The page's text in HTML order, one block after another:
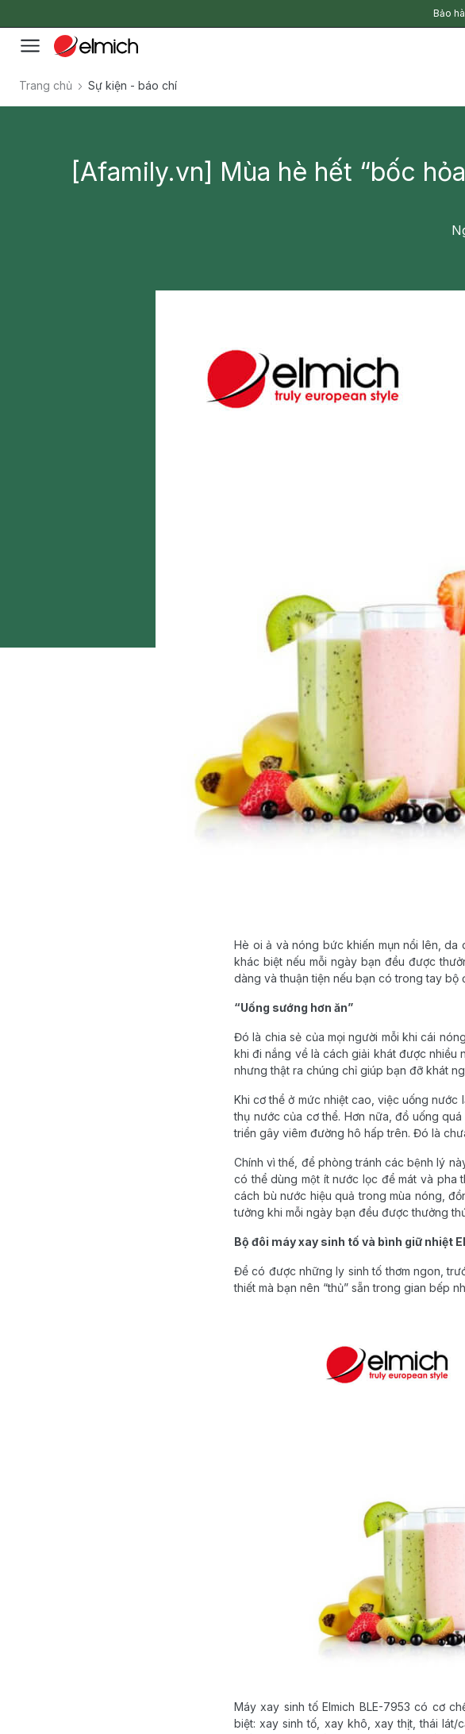
Bảo
Trang chủ Sự kiện - báo chí
[Afamily.vn] Mùa hè hết “bốc
Hè oi ả và nóng bức khiến mụn nổi lên, da
khác biệt nếu mỗi ngày bạn đều được
dàng và thuận tiện nếu bạn có trong tay bộ
“Uống sướng hơn ăn”
Đó là chia sẻ của mọi người mỗi khi cái
khi đi nắng về là cách giải khát được nhiều
nhưng thật ra chúng chỉ giúp bạn đỡ khát
Khi cơ thể ở mức nhiệt cao, việc uống nước
thụ nước của cơ thể. Hơn nữa, đồ uống
triển gây viêm đường hô hấp trên. Đó là
Chính vì thế, để phòng tránh các bệnh lý
có thể dùng một ít nước lọc để mát và pha
cách bù nước hiệu quả trong mùa nóng,
tưởng khi mỗi ngày bạn đều được thưởng
Bộ đôi máy xay sinh tố và bình giữ nhiệt
Để có được những ly sinh tố thơm ngon,
thiết mà bạn nên “thủ” sẵn trong gian bếp
Máy xay sinh tố Elmich BLE-7953 có cơ
biệt: xay sinh tố, xay khô, xay thịt, thái lát/